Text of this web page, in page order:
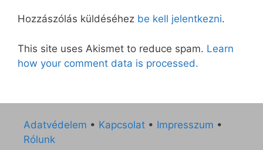
Hozzászólás küldéséhez be kell jelentkezni.
This site uses Akismet to reduce spam. Learn
how your comment data is processed.
Adatvédelem • Kapcsolat • Impresszum •
Rólunk